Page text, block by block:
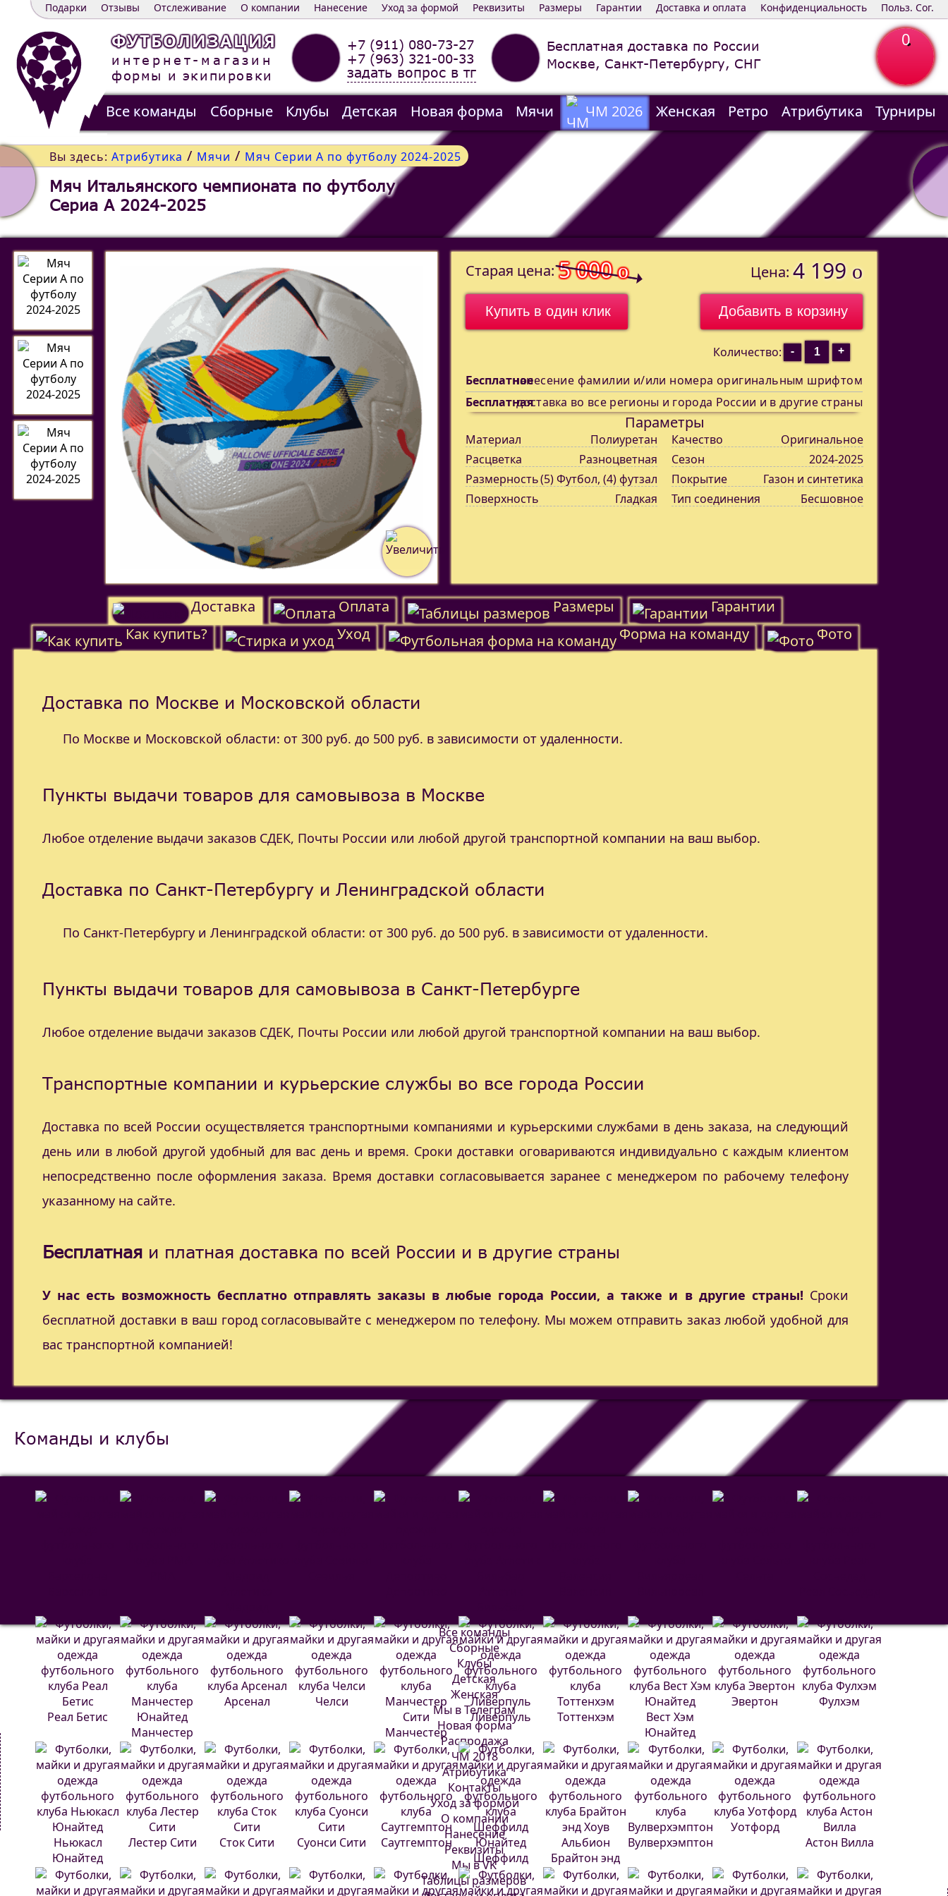
Польз. Сог.
Конфиденциальность
Доставка и оплата
Гарантии
Размеры
Реквизиты
Уход за формой
Нанесение
О компании
Отслеживание
Отзывы
Подарки
ФУТБОЛИЗАЦИЯ
интернет-магазин
формы и экипировки
+7 (911) 080-73-27
+7 (963) 321-00-33
задать вопрос в тг
Бесплатная доставка по России
Москве, Санкт-Петербургу, СНГ
Все команды Сборные Клубы Детская Новая форма Мячи ЧМ 2026 Женская Ретро Атрибутика
Турниры
Распродажа
Контакты
Вы здесь: Атрибутика / Мячи / Мяч Серии А по футболу 2024-2025
Мяч Итальянского чемпионата по футболу
Сериа А 2024-2025
Старая цена: 5 000o Цена: 4 199 o
Купить в один клик
Количество: -
+
Бесплатноенанесение фамилии и/или номера оригинальным шрифтом
Бесплатнаядоставка во все регионы и города России и в другие страны
Параметры
Материал Полиуретан Качество
Оригинальное
Расцветка
Разноцветная Сезон
2024-2025
Размерность(5) Футбол, (4) футзал Покрытие
Газон и синтетика
Поверхность
Гладкая Тип соединения Бесшовное
Доставка Оплата Размеры
Гарантии
Как купить?
Уход Форма на команду Фото
Доставка по Москве и Московской области
По Москве и Московской области: от 300 руб. до 500 руб. в зависимости от удаленности.
Пункты выдачи товаров для самовывоза в Москве
Любое отделение выдачи заказов СДЕК, Почты России или любой другой транспортной компании на ваш выбор.
Доставка по Санкт-Петербургу и Ленинградской области
По Санкт-Петербургу и Ленинградской области: от 300 руб. до 500 руб. в зависимости от удаленности.
Пункты выдачи товаров для самовывоза в Санкт-Петербурге
Любое отделение выдачи заказов СДЕК, Почты России или любой другой транспортной компании на ваш выбор.
Транспортные компании и курьерские службы во все города России
Доставка по всей России осуществляется транспортными компаниями и курьерскими службами в день заказа, на следующий
день или в любой другой удобный для вас день и время. Сроки доставки оговариваются индивидуально с каждым клиентом
непосредственно после оформления заказа. Время доставки согласовывается заранее с менеджером по рабочему телефону
указанному на сайте.
Бесплатная и платная доставка по всей России и в другие страны
У нас есть возможность бесплатно отправлять заказы в любые города России, а также и в другие страны! Сроки
бесплатной доставки в ваш город согласовывайте с менеджером по телефону. Мы можем отправить заказ любой удобной для
вас транспортной компанией!
0
Команды и клубы
Реал Бетис
Манчестер
Юнайтед
Арсенал
Челси
Манчестер
Сити
Ливерпуль Тоттенхэм
Вест Хэм
Юнайтед
Эвертон Фулхэм
Ньюкасл
Юнайтед
Лестер Сити Сток Сити Суонси Сити
Саутгемптон
Шеффилд
Юнайтед
Брайтон энд
Хоув Альбион
Вулверхэмптон
Уотфорд
Астон Вилла
Все команды
Сборные
Клубы
Детская
Женская
Мы в Телеграм
Новая форма
Распродажа
ЧМ 2018
Атрибутика
Контакты
Уход за формой
О компании
Нанесение
Реквизиты
Мы в VK
Таблицы размеров